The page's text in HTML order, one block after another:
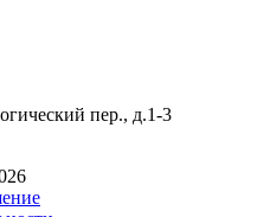
пер., д.1-3